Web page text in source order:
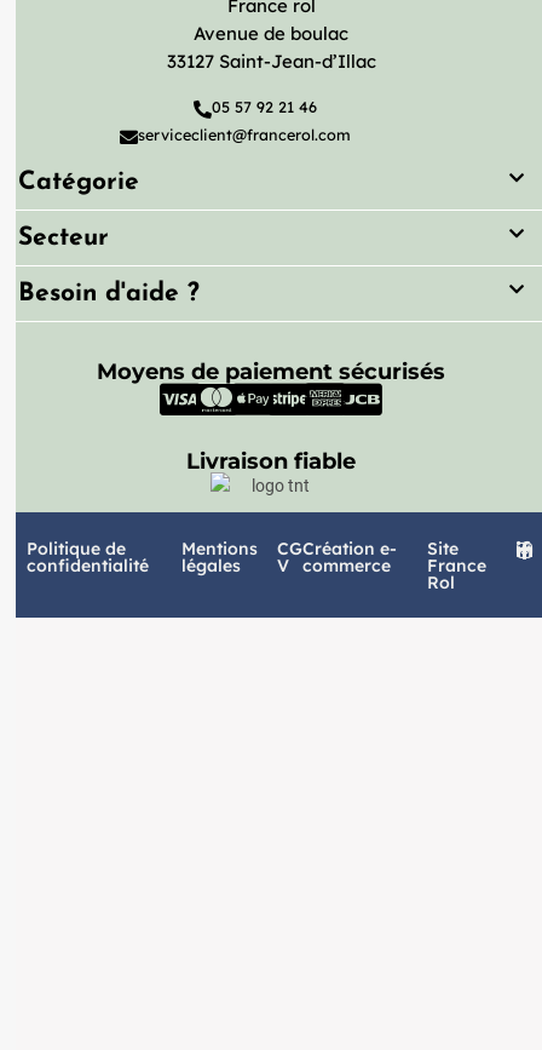
France rol
Avenue de boulac
33127 Saint-Jean-d’Illac
05 57 92 21 46
serviceclient@francerol.com
Catégorie
Secteur
Besoin d'aide ?
Moyens de paiement sécurisés
Livraison fiable
Politique de
confidentialité
Mentions
légales
CG
V
Création e-
commerce
Site
France
Rol